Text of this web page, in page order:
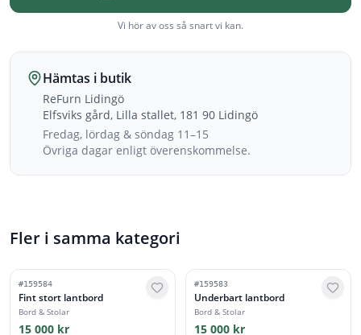
Vi hör av oss så snart vi kan.
Hämtas i butik
ReFurn Lidingö
Elfsviks gård, Lilla stallet, 181 90 Lidingö
Fredag, lördag & söndag 11–15
Övriga dagar enligt överenskommelse.
Fler i samma kategori
#159584
Fint stort lantbord
Bord & Stolar
15 000 kr
#159583
Underbart lantbord
Bord & Stolar
15 000 kr